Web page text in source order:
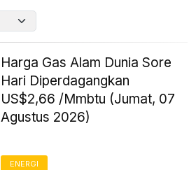
Harga Gas Alam Dunia Sore
Hari Diperdagangkan
US$2,66 /Mmbtu (Jumat, 07
Agustus 2026)
ENERGI